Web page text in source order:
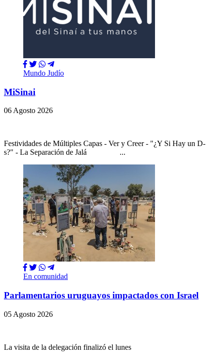
Mundo Judío
MiSinai
06 Agosto 2026
Festividades de Múltiples Capas - Ver y Creer - "¿Y Si Hay un D-
s?" - La Separación de Jalá ...
En comunidad
Parlamentarios uruguayos impactados con Israel
05 Agosto 2026
La visita de la delegación finalizó el lunes